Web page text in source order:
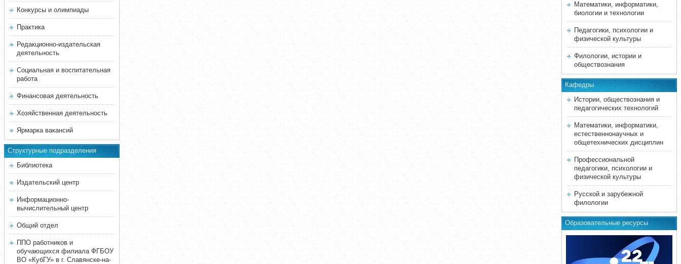
Конкурсы и олимпиады
Практика
Редакционно-издательская
деятельность
Социальная и воспитательная
работа
Финансовая деятельность
Хозяйственная деятельность
Ярмарка вакансий
Структурные подразделения
Библиотека
Издательский центр
Информационно-
вычислительный центр
Общий отдел
ППО работников и
обучающихся филиала ФГБОУ
ВО «КубГУ» в г. Славянске-на-
Математики, информатики,
биологии и технологии
Педагогики, психологии и
физической культуры
Филологии, истории и
обществознания
Кафедры
Истории, обществознания и
педагогических технологий
Математики, информатики,
естественнонаучных и
общетехнических дисциплин
Профессиональной
педагогики, психологии и
физической культуры
Русской и зарубежной
филологии
Образовательные ресурсы